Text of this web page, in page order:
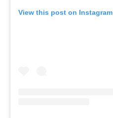
View this post on Instagram